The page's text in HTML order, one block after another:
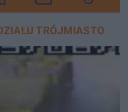
TRÓJMIASTO